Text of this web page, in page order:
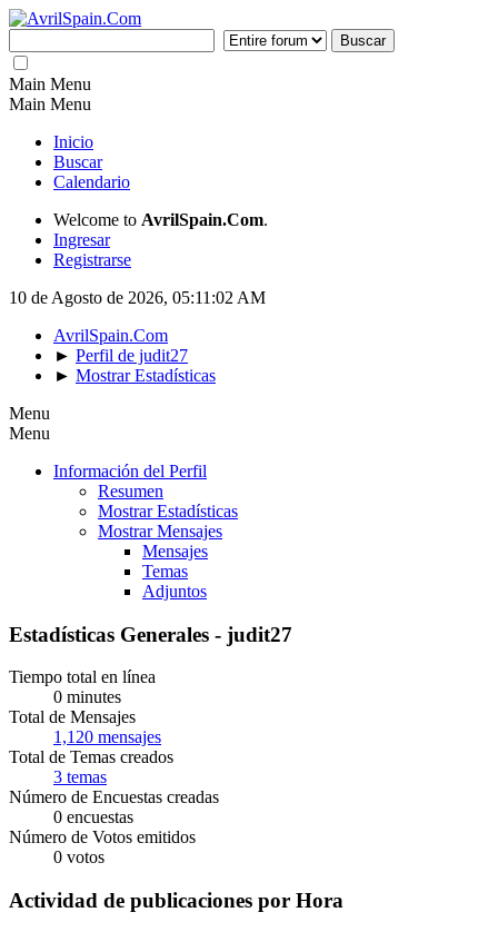
Main Menu
Main Menu
Inicio
Buscar
Calendario
Welcome to AvrilSpain.Com.
Ingresar
Registrarse
10 de Agosto de 2026, 05:11:02 AM
AvrilSpain.Com
► Perfil de judit27
► Mostrar Estadísticas
Menu
Menu
Información del Perfil
Resumen
Mostrar Estadísticas
Mostrar Mensajes
Mensajes
Temas
Adjuntos
Estadísticas Generales - judit27
Tiempo total en línea
0 minutes
Total de Mensajes
1,120 mensajes
Total de Temas creados
3 temas
Número de Encuestas creadas
0 encuestas
Número de Votos emitidos
0 votos
Actividad de publicaciones por Hora